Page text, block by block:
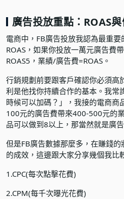
廣告投放重點：ROAS
電商中，FB廣告投放我認為最重要
ROAS，如果你投放一萬元廣告費
ROAS5，業績/廣告費=ROAS。
行銷規劃前要跟客戶確認你必須高
利是他找你持續合作的基本。我常
時候可以加碼？」，我接的電商商
100元的廣告費帶來400-500元的
品可以做到8以上，那當然就是廣
但是FB廣告數據那麼多，在賺錢
的成效，這邊跟大家分享幾個我比
1.CPC(每次點擊花費)
2.CPM(每千次曝光花費)